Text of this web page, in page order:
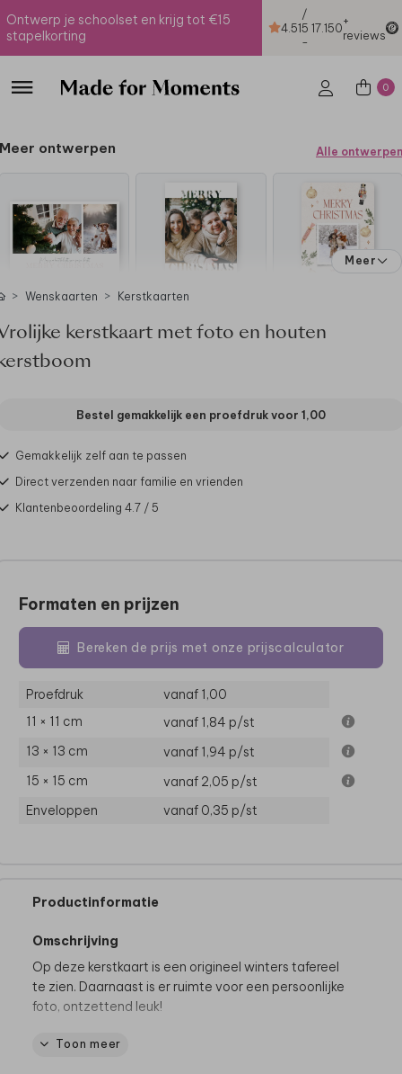
Ontwerp je schoolset en krijg tot €15
stapelkorting
4.51
/
5
-
17.150+
reviews
0
Meer ontwerpen Alle ontwerpen
Meer
Wenskaarten Kerstkaarten
kerstkaart met foto en houten
Bestel gemakkelijk een proefdruk voor 1,00
Gemakkelijk zelf aan te passen
Direct verzenden naar familie en vrienden
Klantenbeoordeling 4.7 / 5
Formaten en prijzen
Bereken de prijs met onze prijscalculator
Proefdruk
vanaf 1,00
11 × 11 cm
vanaf 1,84 p/st
13 × 13 cm
vanaf 1,94 p/st
15 × 15 cm
vanaf 2,05 p/st
Enveloppen
vanaf 0,35 p/st
Productinformatie
Omschrijving
Op deze kerstkaart is een origineel winters tafereel
te zien. Daarnaast is er ruimte voor een persoonlijke
foto, ontzettend leuk!
Kies heel eenvoudig illustraties, foto's en
Toon meer